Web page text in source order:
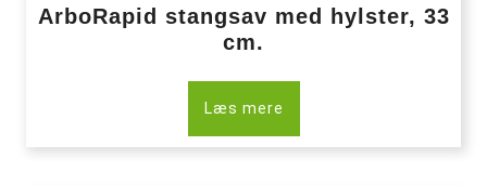
ArboRapid stangsav med hylster, 33
cm.
Læs mere